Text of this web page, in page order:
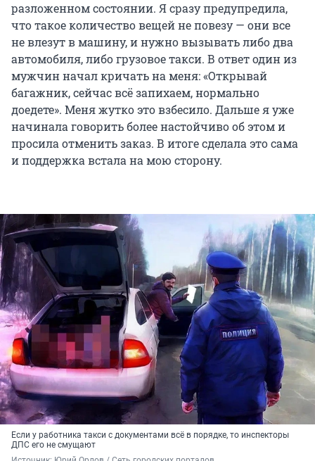
разложенном состоянии. Я сразу предупредила,
что такое количество вещей не повезу — они все
не влезут в машину, и нужно вызывать либо два
автомобиля, либо грузовое такси. В ответ один из
мужчин начал кричать на меня: «Открывай
багажник, сейчас всё запихаем, нормально
доедете». Меня жутко это взбесило. Дальше я уже
начинала говорить более настойчиво об этом и
просила отменить заказ. В итоге сделала это сама
и поддержка встала на мою сторону.
Если у работника такси с документами всё в порядке, то инспекторы
ДПС его не смущают